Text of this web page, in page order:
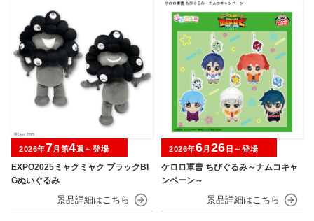
EXPO2025ミャクミャク ブラックBI
Gぬいぐるみ
2026年7月第4週～登場
ケロロ軍曹 ちびぐるみ～ナムコキャ
ンペーン～
2026年6月 26 日～登場